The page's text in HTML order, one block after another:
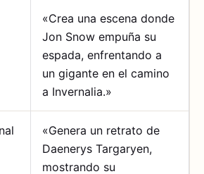
«Crea una escena donde
Jon Snow empuña su
espada, enfrentando a
un gigante en el camino
a Invernalia.»
«Genera un retrato de
Daenerys Targaryen,
mostrando su